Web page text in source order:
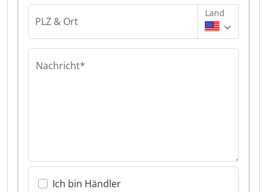
PLZ & Ort
Land
Nachricht*
Ich bin Händler